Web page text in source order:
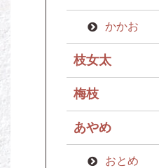
かかお
枝女太
梅枝
あやめ
おとめ